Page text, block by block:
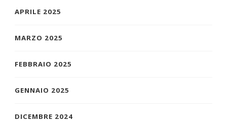
APRILE 2025
MARZO 2025
FEBBRAIO 2025
GENNAIO 2025
DICEMBRE 2024